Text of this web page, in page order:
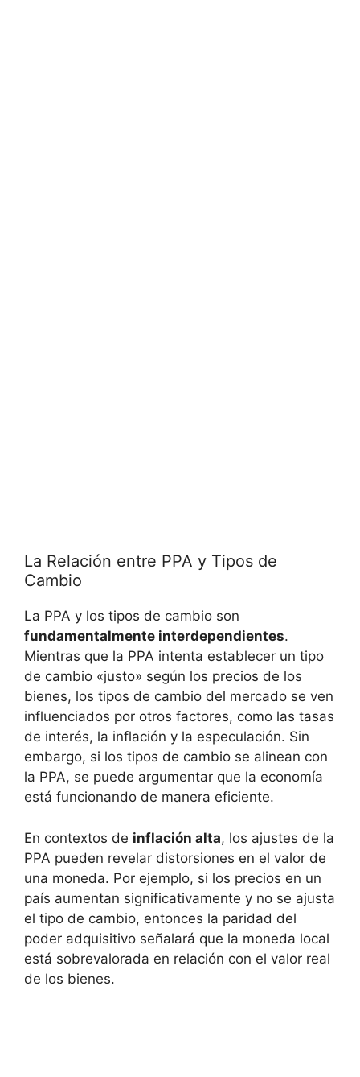
La Relación ⁣entre PPA ⁤y Tipos⁣ de
Cambio
La ‌PPA y los tipos de cambio son
fundamentalmente interdependientes.
Mientras que la PPA ​intenta establecer un tipo⁣
de‌ cambio «justo» según los precios de los
bienes, los tipos de cambio del mercado se ven
influenciados por otros factores,⁣ como ⁣las‍ tasas‌
de interés, la inflación y la especulación. Sin
embargo, si los tipos de ‍cambio‌ se alinean con
la PPA, se puede argumentar que la economía
⁣está funcionando de manera eficiente.
En contextos de inflación alta,​ los ajustes de la
PPA⁤ pueden revelar distorsiones en el valor de
una moneda. Por ⁤ejemplo, si los precios en un
país aumentan significativamente y no se ajusta
el tipo de cambio, entonces la paridad del
poder adquisitivo señalará que⁢ la⁢ moneda local
está sobrevalorada en relación‌ con el valor real
de ⁤los bienes.